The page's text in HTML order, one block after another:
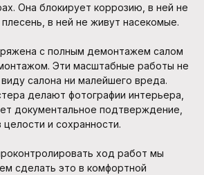
Она блокирует коррозию, в ней не
в ней не живут насекомые.
с полным демонтажем салом
Эти масштабные работы не
салона ни малейшего вреда.
делают фотографии интерьера,
документальное подтверждение,
и сохранности.
ход работ мы
сделать это в комфортной